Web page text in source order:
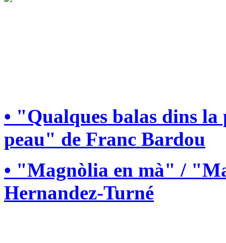
• "Qualques balas dins
peau" de Franc Bardou
• "Magnòlia en mà" /
Hernandez-Turné